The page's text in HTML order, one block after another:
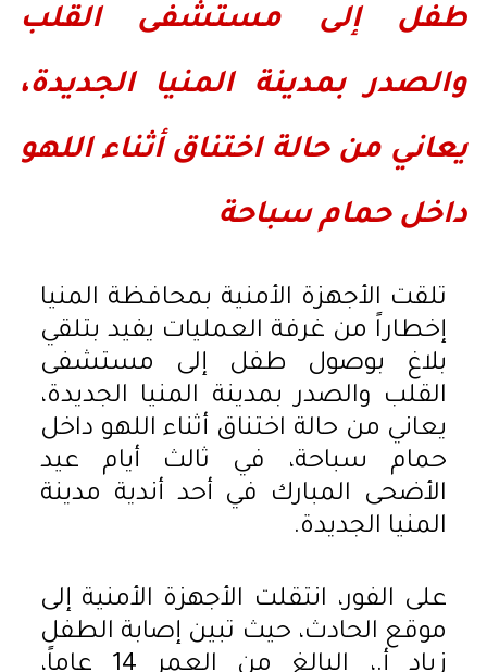
طفل إلى مستشفى القلب
والصدر بمدينة المنيا الجديدة،
يعاني من حالة اختناق أثناء اللهو
داخل حمام سباحة
تلقت الأجهزة الأمنية بمحافظة المنيا
إخطاراً من غرفة العمليات يفيد بتلقي
بلاغ بوصول طفل إلى مستشفى
القلب والصدر بمدينة المنيا الجديدة،
يعاني من حالة اختناق أثناء اللهو داخل
حمام سباحة، في ثالث أيام عيد
الأضحى المبارك في أحد أندية مدينة
المنيا الجديدة.
على الفور، انتقلت الأجهزة الأمنية إلى
موقع الحادث، حيث تبين إصابة الطفل
زياد أ.، البالغ من العمر 14 عاماً،